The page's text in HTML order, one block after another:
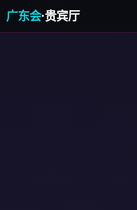
广东会·贵宾厅